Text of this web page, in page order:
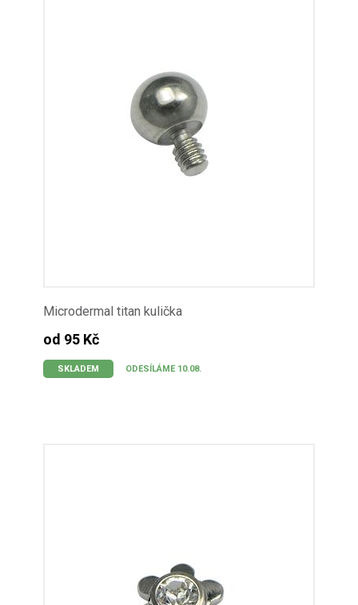
Microdermal titan kulička
od 95 Kč
SKLADEM ODESÍLÁME 10.08.